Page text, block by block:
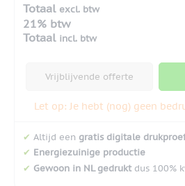
Totaal excl. btw
21% btw
Totaal incl. btw
Vrijblijvende offerte
Let op: Je hebt (nog) geen
✔ Altijd een gratis digitale
✔ Energiezuinige productie
✔ Gewoon in NL gedruktdus 100%